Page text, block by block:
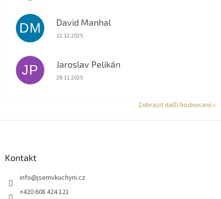
DM David Manhal
Hodnocení obchodu je 5 z 5 hvězdiček.
12.12.2025
JP Jaroslav Pelikán
Hodnocení obchodu je 5 z 5 hvězdiček.
28.11.2025
Zobrazit další hodnocení
Kontakt
info@jsemvkuchyni.cz
+420 608 424 121